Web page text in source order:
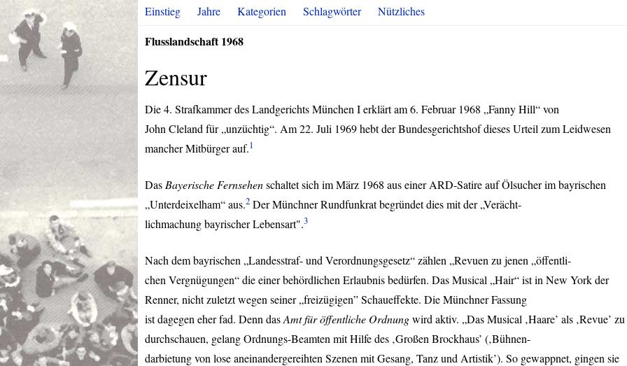
Einstieg Jahre Kategorien Schlagwörter Nützliches
Flusslandschaft 1968
Zensur
Die 4. Strafkammer des Landgerichts München I erklärt am 6. Februar 1968 „Fanny Hill“ von
John Cleland für „unzüchtig“. Am 22. Juli 1969 hebt der Bundesgerichtshof dieses Urteil zum Leidwesen
mancher Mitbürger auf.1
Das Bayerische Fernsehenschaltet sich im März 1968 aus einerARD-Satire auf Ölsucher im bayrischen
„Unterdeixelham“ aus.2 Der Münchner Rundfunkrat begründet dies mit der „Verächt-
lichmachung bayrischer Lebensart".3
Nach dem bayrischen „Landesstraf- und Verordnungsgesetz“ zählen „Revuen zu jenen „öffentli-
chen Vergnügungen“ die einer behördlichen Erlaubnis bedürfen. Das Musical „Hair“ ist in New York der
Renner, nicht zuletzt wegen seiner „freizügigen” Schaueffekte. Die Münchner Fassung
ist dagegen eher fad. Denn dasAmt für öffentliche Ordnungwird aktiv. „Das Musical ‚Haare’ als ‚Revue’ zu
durchschauen, gelang Ordnungs-Beamten mit Hilfe des ‚Großen Brockhaus’ (‚Bühnen-
darbietung von lose aneinandergereihten Szenen mit Gesang, Tanz und Artistik’). So gewappnet, gingen sie